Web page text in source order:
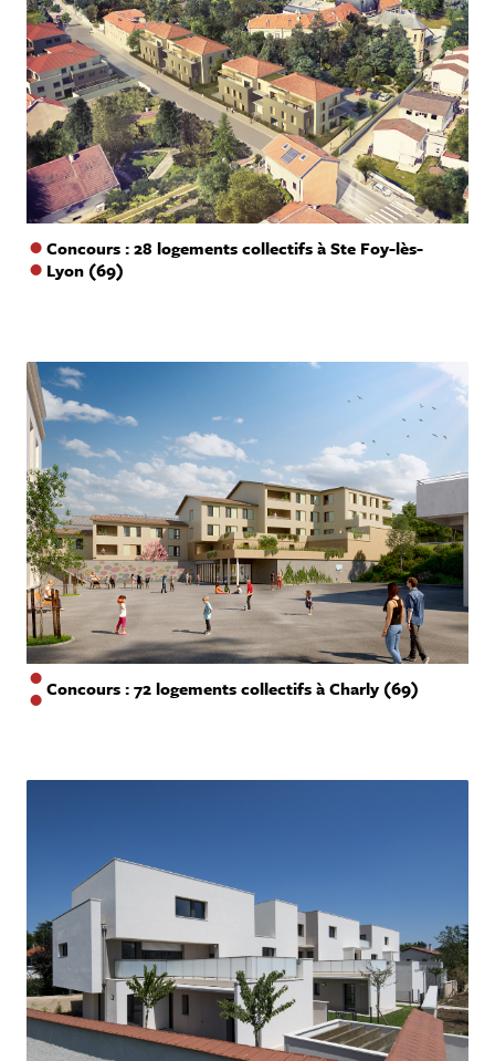
Concours : 28 logements collectifs à Ste Foy-lès-
Lyon (69)
Concours : 72 logements collectifs à Charly (69)